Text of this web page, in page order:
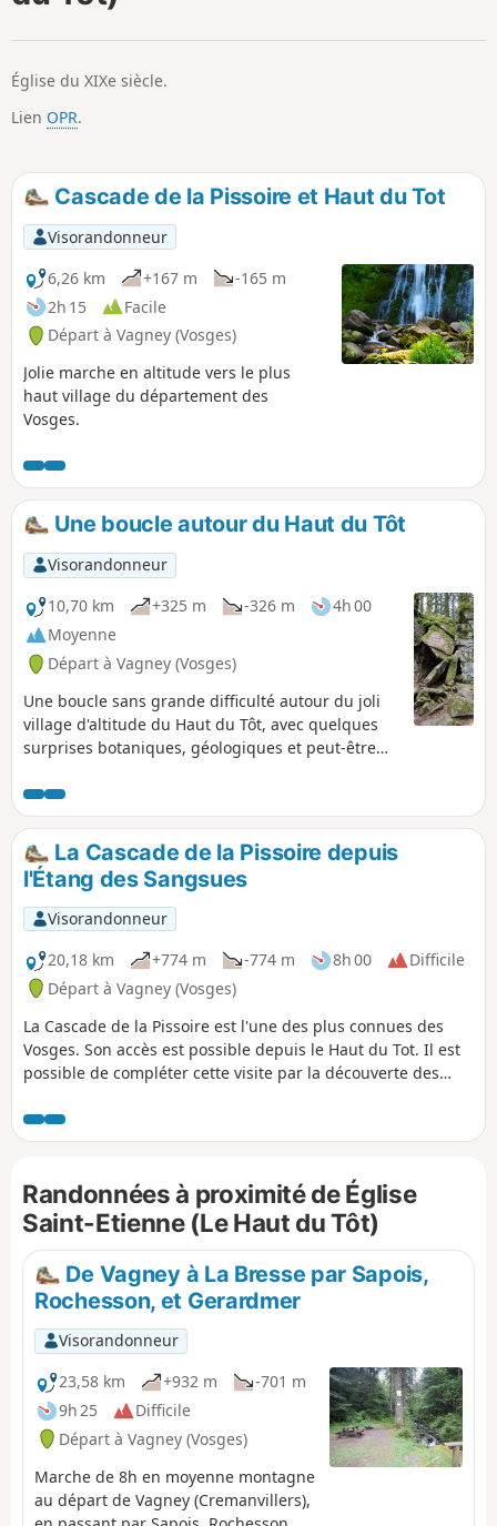
Église du XIXe siècle.
Lien OPR.
Cascade de la Pissoire et Haut du Tot
Visorandonneur
6,26 km
+167 m
-165 m
2h 15
Facile
Départ à Vagney (Vosges)
Jolie marche en altitude vers le plus
haut village du département des
Vosges.
Une boucle autour du Haut du Tôt
Visorandonneur
10,70 km
+325 m -326 m
4h 00
Moyenne
Départ à Vagney (Vosges)
Une boucle sans grande difficulté autour du joli
village d'altitude du Haut du Tôt, avec quelques
surprises botaniques, géologiques et peut-être
présente des curiosités qui méritent que l'on s'y
promène et la modeste Cascade de la Pissoire
vient clôturer le circuit !
La Cascade de la Pissoire depuis
l'Étang des Sangsues
Visorandonneur
20,18 km
+774 m -774 m 8h 00
Difficile
Départ à Vagney (Vosges)
La Cascade de la Pissoire est l'une des plus connues des
Vosges. Son accès est possible depuis le Haut du Tot. Il est
possible de compléter cette visite par la découverte des
Roche, qui offrent tout deux des panoramas remarquables
sur la région. La première partie se fait en montée, jusqu'au
Baptistminicandré. Après le Chèvre Roche, le tracé sera fait
de dents de scies jusqu'au Moyemont, en passant par le
Sapin Géant, la Croix Lambia, la Cascade de la Pissoire et le
village du Haut du Tot. La partie finale permet de découvrir
les Balcons de la Hazelle et l'Étang des Sangsues.
Randonnées à proximité de Église
Saint-Etienne (Le Haut du Tôt)
De Vagney à La Bresse par Sapois,
Rochesson, et Gerardmer
Visorandonneur
23,58 km
+932 m
-701 m
9h 25
Difficile
Départ à Vagney (Vosges)
Marche de 8h en moyenne montagne
au départ de Vagney (Cremanvillers),